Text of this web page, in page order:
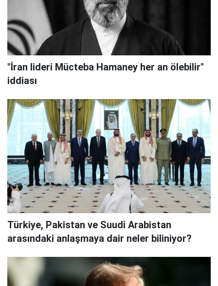
"İran lideri Mücteba Hamaney her an ölebilir"
iddiası
Türkiye, Pakistan ve Suudi Arabistan
arasındaki anlaşmaya dair neler biliniyor?